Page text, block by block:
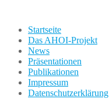
Startseite
Das AHOI-Projekt
News
Präsentationen
Publikationen
Impressum
Datenschutzerklärung